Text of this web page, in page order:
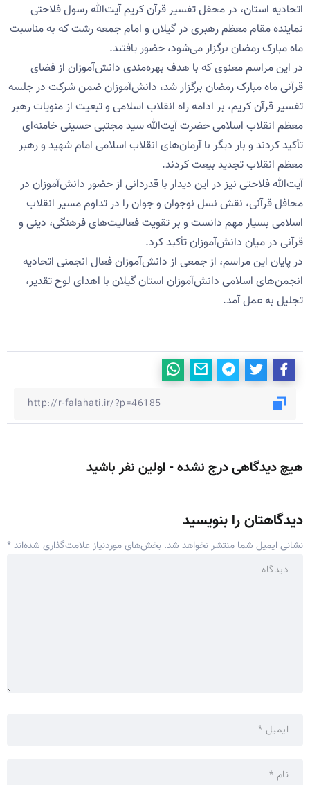
اتحادیه استان، در محفل تفسیر قرآن کریم آیت‌الله رسول فلاحتی
نماینده مقام معظم رهبری در گیلان و امام جمعه رشت که به مناسبت
ماه مبارک رمضان برگزار می‌شود، حضور یافتند.
در این مراسم معنوی که با هدف بهره‌مندی دانش‌آموزان از فضای
قرآنی ماه مبارک رمضان برگزار شد، دانش‌آموزان ضمن شرکت در جلسه
تفسیر قرآن کریم، بر ادامه راه انقلاب اسلامی و تبعیت از منویات رهبر
معظم انقلاب اسلامی حضرت آیت‌الله سید مجتبی حسینی خامنه‌ای
تأکید کردند و بار دیگر با آرمان‌های انقلاب اسلامی امام شهید و رهبر
معظم انقلاب تجدید بیعت کردند.
آیت‌الله فلاحتی نیز در این دیدار با قدردانی از حضور دانش‌آموزان در
محافل قرآنی، نقش نسل نوجوان و جوان را در تداوم مسیر انقلاب
اسلامی بسیار مهم دانست و بر تقویت فعالیت‌های فرهنگی، دینی و
قرآنی در میان دانش‌آموزان تأکید کرد.
در پایان این مراسم، از جمعی از دانش‌آموزان فعال انجمنی اتحادیه
انجمن‌های اسلامی دانش‌آموزان استان گیلان با اهدای لوح تقدیر،
تجلیل به عمل آمد.
هیچ دیدگاهی درج نشده - اولین نفر باشید
دیدگاهتان را بنویسید
نشانی ایمیل شما منتشر نخواهد شد. بخش‌های موردنیاز علامت‌گذاری شده‌اند*